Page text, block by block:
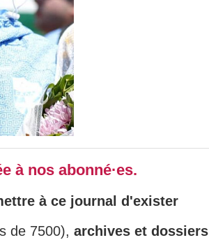
à nos abonné·es.
à ce journal d'exister
de 7500), archives et dossiers